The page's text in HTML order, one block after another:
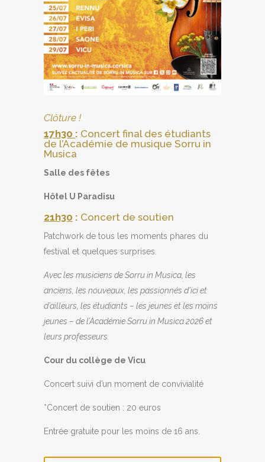
Clôture !
17h30 : Concert final des étudiants
de l’Académie de musique Sorru in
Musica
Salle des fêtes
Hôtel U Paradisu
21h30 : Concert de soutien
Patchwork de tous les moments phares du
festival et quelques surprises.
Avec les musiciens de Sorru in Musica, les
anciens, les nouveaux, les passionnés d’ici et
d’ailleurs, les étudiants – les jeunes et les moins
jeunes – de l’Académie Sorru in Musica 2026 et
leurs professeurs.
Cour du collège de Vicu
Concert suivi d’un moment de convivialité
*Concert de soutien : 20 euros
Entrée gratuite pour les moins de 16 ans.